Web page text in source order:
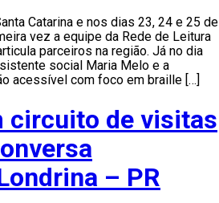
Catarina e nos dias 23, 24 e 25 de
vez a equipe da Rede de Leitura
parceiros na região. Já no dia
social Maria Melo e a
acessível com foco em braille […]
circuito de visitas
– PR